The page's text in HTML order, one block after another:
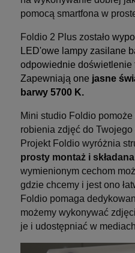
pomocą smartfona w
Foldio 2 Plus zostało
LED'owe lampy zasilane
odpowiednie doświetlenie
Zapewniają one jasne
barwy 5700 K.
Mini studio Foldio
robienia zdjęć do
Projekt Foldio wyróżnia
prosty montaż i
wymienionym cechom
gdzie chcemy i jest ono
Foldio pomaga
możemy wykonywać
je i udostępniać w